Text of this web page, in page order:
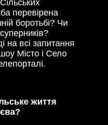
перевірена
боротьбі? Чи
на всі запитання
Місто і Село
життя